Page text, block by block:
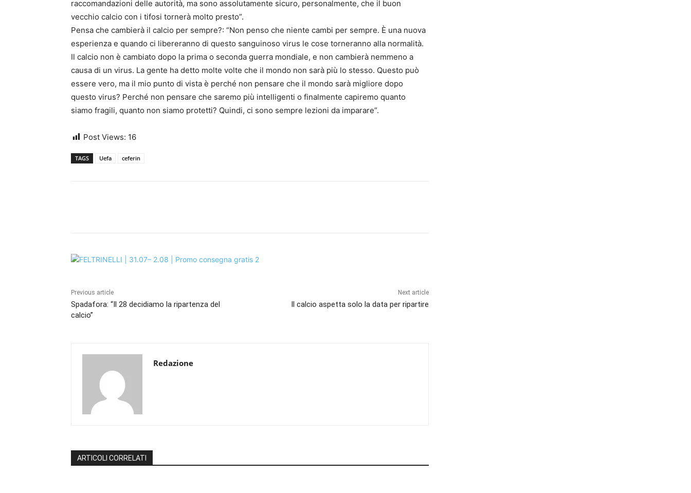
raccomandazioni delle autorità, ma sono assolutamente sicuro, personalmente, che il buon
vecchio calcio con i tifosi tornerà molto presto”.
Pensa che cambierà il calcio per sempre?: “Non penso che niente cambi per sempre. È una nuova
esperienza e quando ci libereranno di questo sanguinoso virus le cose torneranno alla normalità.
Il calcio non è cambiato dopo la prima o seconda guerra mondiale, e non cambierà nemmeno a
causa di un virus. La gente ha detto molte volte che il mondo non sarà più lo stesso. Questo può
essere vero, ma il mio punto di vista è perché non pensare che il mondo sarà migliore dopo
questo virus? Perché non pensare che saremo più intelligenti o finalmente capiremo quanto
siamo fragili, quanto non siamo protetti? Quindi, ci sono sempre lezioni da imparare”.
Post Views: 16
TAGS Uefa ceferin
Previous article
Spadafora: “Il 28 decidiamo la ripartenza del
calcio”
Next article
Il calcio aspetta solo la data per ripartire
Redazione
ARTICOLI CORRELATI